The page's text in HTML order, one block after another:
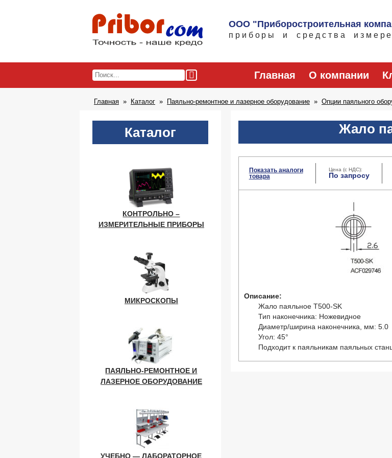
ООО "Приборостроительная
приборы и средства
Главная О компании
Главная Каталог Паяльно-ремонтное и лазерное оборудование Опции паяльного
Каталог
КОНТРОЛЬНО –
ИЗМЕРИТЕЛЬНЫЕ ПРИБОРЫ
МИКРОСКОПЫ
ПАЯЛЬНО-РЕМОНТНОЕ И
ЛАЗЕРНОЕ ОБОРУДОВАНИЕ
УЧЕБНО — ЛАБОРАТОРНОЕ
Жало
Показать аналоги
товара
Цена (с НДС):
По запросу
Описание:
Жало паяльное T500-SK
Тип наконечника: Ножевидное
Диаметр/ширина наконечника, мм: 5.0
Угол: 45°
Подходит к паяльникам паяльных